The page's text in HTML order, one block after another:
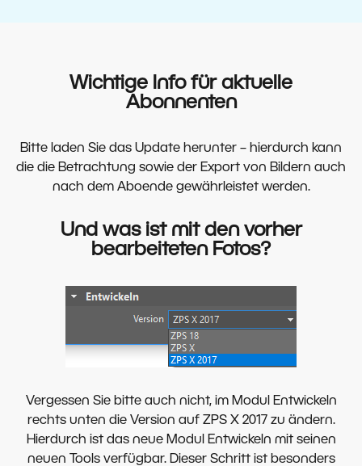
Wichtige Info für aktuelle
Abonnenten
Bitte laden Sie das Update herunter – hierdurch kann
die die Betrachtung sowie der Export von Bildern auch
nach dem Aboende gewährleistet werden.
Und was ist mit den vorher
bearbeiteten Fotos?
Vergessen Sie bitte auch nicht, im Modul Entwickeln
rechts unten die Version auf ZPS X 2017 zu ändern.
Hierdurch ist das neue Modul Entwickeln mit seinen
neuen Tools verfügbar. Dieser Schritt ist besonders